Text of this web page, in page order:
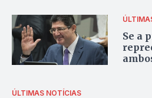
Se a
ÚLTIMAS NOTÍCIAS